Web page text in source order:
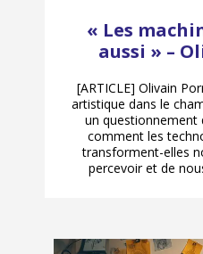
« Les
aussi » –
[ARTICLE] Olivain
artistique dans le
un questionnement
comment les
transforment-elles
percevoir et de